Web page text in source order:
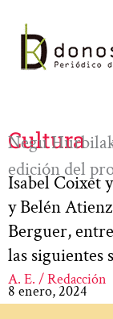
contenido
Cultura
Negu
edición del
Isabel Coixet
y Belén
Berguer,
las siguientes
A. E. / Redacción
8 enero, 2024